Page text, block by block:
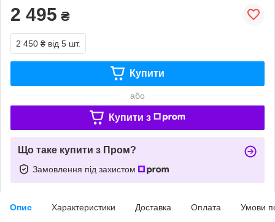
2 495 ₴
2 450 ₴ від 5 шт.
Купити
або
Купити з
Що таке купити з Пром?
Замовлення під захистом
Опис Характеристики Доставка Оплата Умови